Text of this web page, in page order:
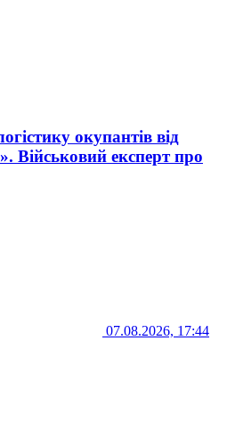
окупантів від
Військовий експерт про
07.08.2026, 17:44